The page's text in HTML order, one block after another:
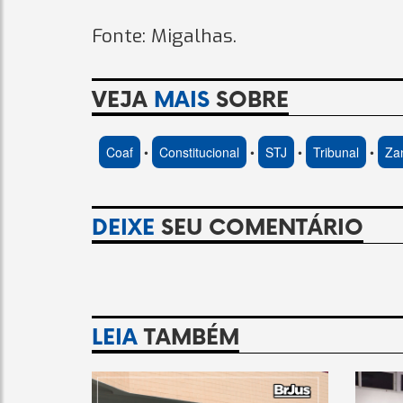
Fonte: Migalhas.
VEJA MAIS SOBRE
Coaf • Constitucional • STJ • Tribunal •
DEIXE SEU COMENTÁRIO
LEIA TAMBÉM